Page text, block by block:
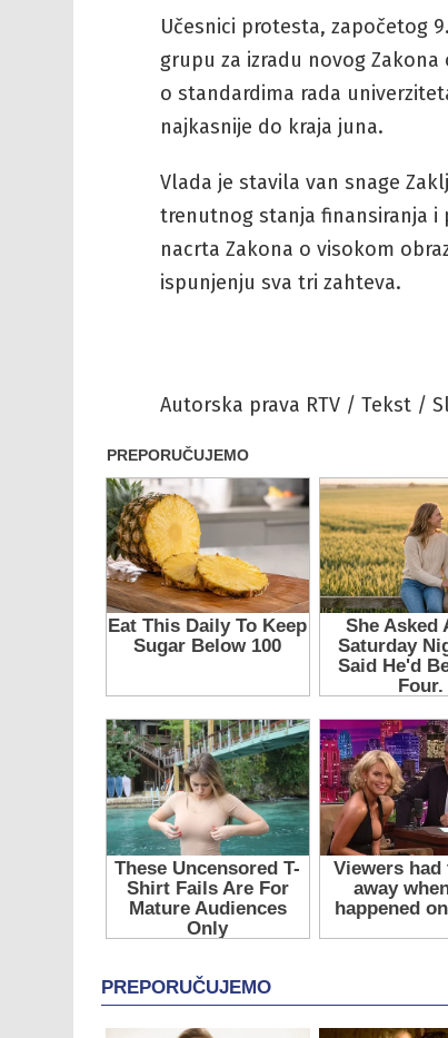
Učesnici protesta, započetog
grupu za izradu novog
o standardima rada
najkasnije do kraja juna.
Vlada je stavila van snage
trenutnog stanja finansiranja i
nacrta Zakona o visokom
ispunjenju sva tri zahteva.
Autorska prava RTV / Tekst /